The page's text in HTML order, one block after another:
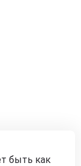
быть как